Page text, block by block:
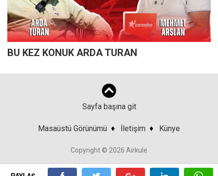
BU KEZ KONUK ARDA TURAN
Sayfa başına git
Masaüstü Görünümü ♦ İletişim ♦ Künye
Copyright © 2026 Airkule